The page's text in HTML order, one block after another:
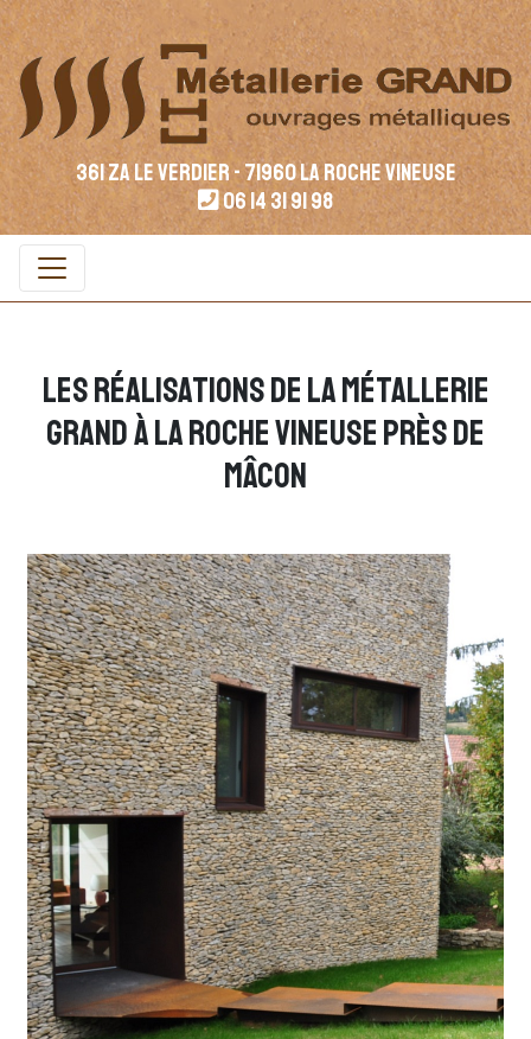
361 ZA LE VERDIER - 71960 La Roche Vineuse
06 14 31 91 98
Les réalisations de la Métallerie
Grand à La Roche Vineuse près de
Mâcon